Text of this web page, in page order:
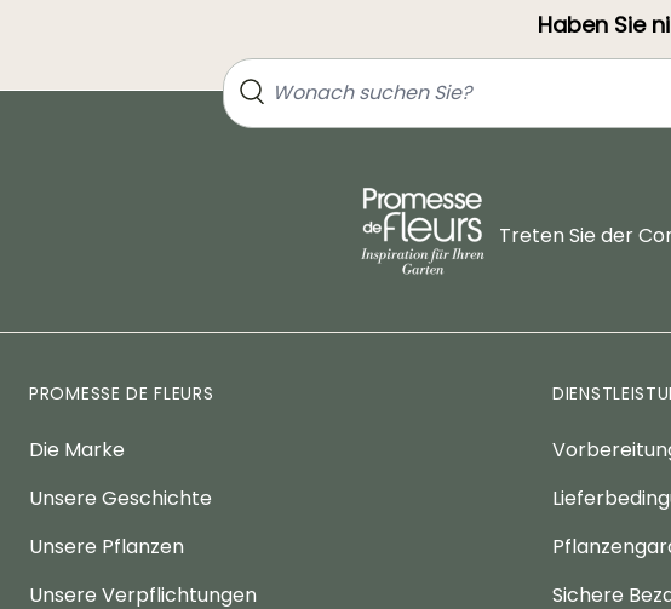
Haben Sie
Treten Sie der
PROMESSE DE FLEURS
Die Marke
Unsere Geschichte
Unsere Pflanzen
Unsere Verpflichtungen
Sichere